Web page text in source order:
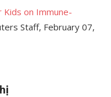
Kids on Immune-
Staff, February 07,